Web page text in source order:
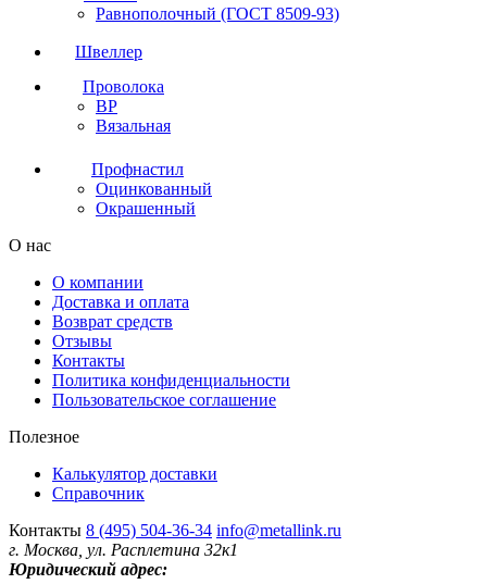
Равнополочный (ГОСТ 8509-93)
Швеллер
Проволока
ВР
Вязальная
Профнастил
Оцинкованный
Окрашенный
О нас
О компании
Доставка и оплата
Возврат средств
Отзывы
Контакты
Политика конфиденциальности
Пользовательское соглашение
Полезное
Калькулятор доставки
Справочник
Контакты 8 (495) 504-36-34 info@metallink.ru
г. Москва, ул. Расплетина 32к1
Юридический адрес: